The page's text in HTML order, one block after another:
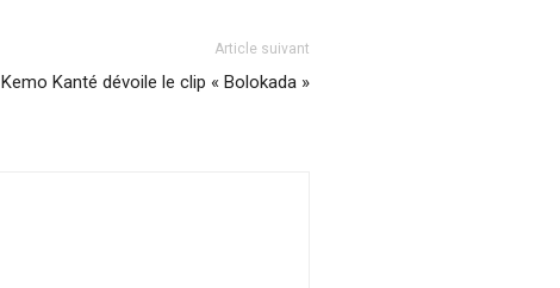
Article suivant
Kemo Kanté dévoile le clip « Bolokada »